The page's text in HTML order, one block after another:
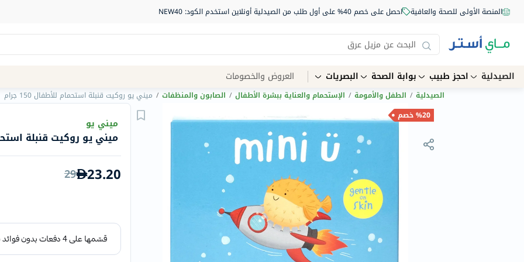
المنصة الأولى للصحة والعافية احصل على خصم 40% على أول طلب من الصيدلية أونلاين استخدم الكود: NEW40
Navigation
الصيدلية
الماركات
Humantara
Posay
الصيدلية احجز طبيب بوابة الصحة البصريات العروض والخصومات
الصيدلية / الطفل والأمومة / الإستحمام والعناية ببشرة الأطفال / الصابون والمنظفات / ميني يو روكيت قنبلة استحمام للأطفال 150 جرام
%20 خصم
ميني يو
ميني يو روكيت قنبلة استحمام
23.20
29